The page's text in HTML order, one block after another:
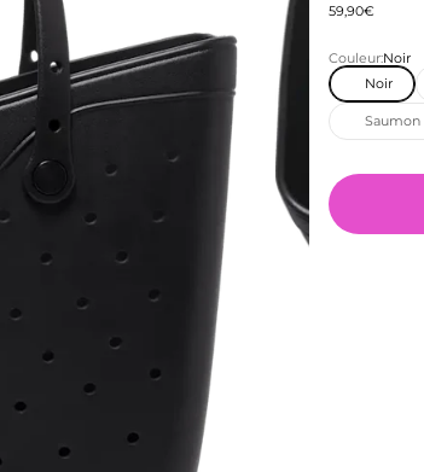
7 89 10
Prix de vente
59,90€
Couleur:Noir
Noir
Saumon